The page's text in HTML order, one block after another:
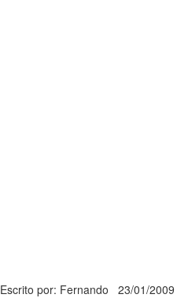
Escrito por: Fernando 23/01/2009